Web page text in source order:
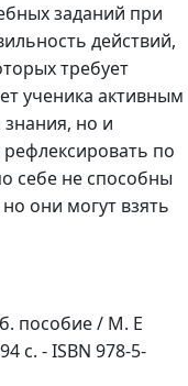
заданий при
действий,
требует
ученика активным
но и
по
себе не способны
они могут взять
пособие / М. Е
с. - ISBN 978-5-